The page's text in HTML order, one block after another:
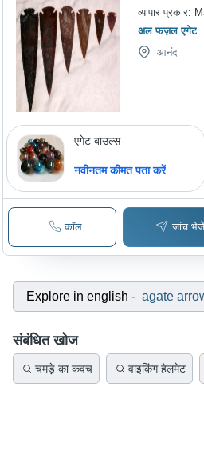
व्यापार प्रकार:
अल फज़ल एगेट
आनंद
एगेट बाउल्स
नवीनतम कीमत पता करें
कॉल जांच भेजें
Explore in english - agate
संबंधित खोज
चमड़े का कवच वाइकिंग हेलमेट